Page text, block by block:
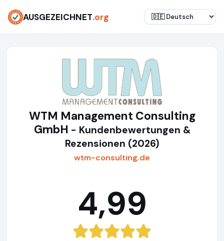
AUSGEZEICHNET.org
WTM Management Consulting
GmbH - Kundenbewertungen &
Rezensionen (2026)
wtm-consulting.de
4,99